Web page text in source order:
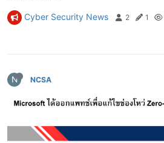
Cyber Security News 2 1
N NCSA